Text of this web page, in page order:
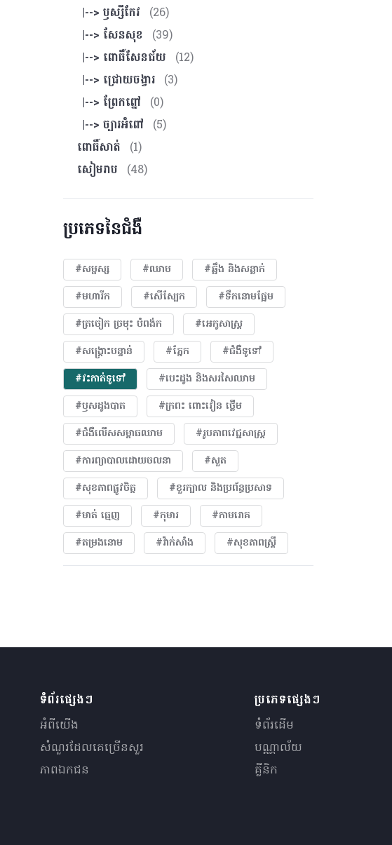
|--> ឫស្សីកែវ
(26)
|--> សែនសុខ
(39)
|--> ពោធិ៍សែនជ័យ
(12)
|--> ជ្រោយចង្វារ (3)
|--> ព្រែកព្នៅ
(0)
|--> ច្បារអំពៅ
(5)
ពោធិ៍សាត់
(1)
សៀមរាប
(48)
ប្រភេទនៃជំងឺ
#សម្ផស្ស #ឈាម
#ឆ្អឹង និងសន្លាក់
#មហារីក​
#សើស្បែក
#ទឹកនោមផ្អែម
#ត្រចៀក ច្រមុះ បំពង់ក
#អេកូសាស្រ្ត
#សង្គ្រោះបន្ទាន់
#ភ្នែក​
#ជំងឺទូទៅ
#វះកាត់ទូទៅ
#បេះដូង​ និងសរសៃឈាម
#ឫសដូងបាត
#ក្រពះ ពោះវៀន ថ្លើម
#ជំងឺលើសសម្ពាធឈាម
#​រូបភាពវេជ្ជសាស្រ្ត
#ការព្យាបាលដោយ​ចលនា
#សួត
#សុខភាពផ្លូវចិត្ត
#ខួរក្បាល និងប្រព័ន្ធប្រសាទ
#មាត់ ធ្មេញ
#កុមារ
#កាមរោគ
#តម្រងនោម
#វ៉ាក់សាំង #សុខភាពស្រ្តី
ទំព័រផ្សេងៗ
អំពីយើង
សំណួរ​ដែលគេ​ច្រើន​សួរ
ភាពឯកជន
ប្រភេទផ្សេងៗ
ទំព័រដើម
បណ្ណាល័យ
គ្លីនិក